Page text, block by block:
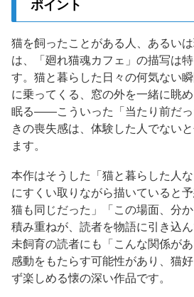
ポイント
猫を飼ったことがある人、あるい
は、「廻れ猫魂カフェ」の描写は
す。猫と暮らした日々の何気ない
に乗ってくる、窓の外を一緒に眺
眠る——こういった「当たり前だっ
きの喪失感は、体験した人でない
ます。
本作はそうした「猫と暮らした人
にすくい取りながら描いていると
猫も同じだった」「この場面、分
積み重ねが、読者を物語に引き込
未飼育の読者にも「こんな関係が
感動をもたらす可能性があり、猫
ず楽しめる懐の深い作品です。